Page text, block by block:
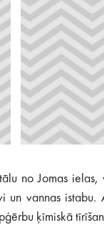
no Jomas
vannas istabu.
ķīmiskā